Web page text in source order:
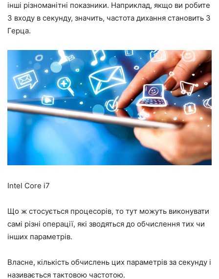
інші різноманітні показники. Наприклад, якщо ви робите
3 входу в секунду, значить, частота дихання становить 3
Герца.
Intel Core i7
Що ж стосується процесорів, то тут можуть виконувати
самі різні операції, які зводяться до обчислення тих чи
інших параметрів.
Власне, кількість обчислень цих параметрів за секунду і
називається тактовою частотою.